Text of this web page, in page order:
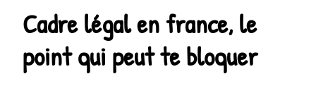
Cadre légal en france, le
point qui peut te bloquer